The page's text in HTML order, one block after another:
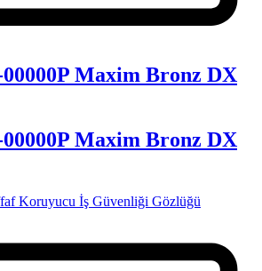
Maxim Bronz DX
Maxim Bronz DX